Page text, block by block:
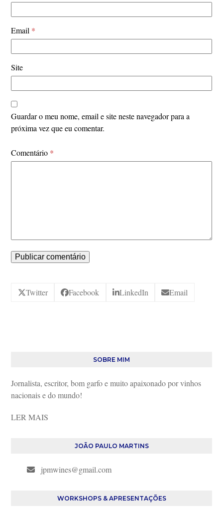
Email *
Site
Guardar o meu nome, email e site neste navegador para a
próxima vez que eu comentar.
Comentário *
Twitter Facebook LinkedIn Email
SOBRE MIM
Jornalista, escritor, bom garfo e muito apaixonado por vinhos
nacionais e do mundo!
LER MAIS
JOÃO PAULO MARTINS
jpmwines@gmail.com
WORKSHOPS & APRESENTAÇÕES